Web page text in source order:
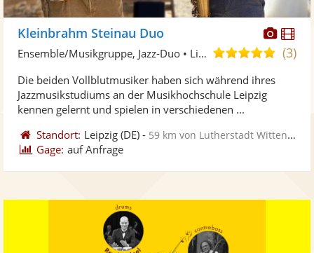
Kleinbrahm Steinau Duo
5,0
5
(3)
Ensemble/Musikgruppe, Jazz-Duo • Live-Musiker
Die beiden Vollblutmusiker haben sich während ihres
Jazzmusikstudiums an der Musikhochschule Leipzig
kennen gelernt und spielen in verschiedenen ...
Standort: Leipzig (DE) - 59 km von Lutherstadt Wittenberg
Gage: auf Anfrage